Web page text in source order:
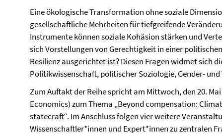
Eine ökologische Transformation ohne soziale
gesellschaftliche Mehrheiten für tiefgreifende
Instrumente können soziale Kohäsion stärken und
sich Vorstellungen von Gerechtigkeit in einer
Resilienz ausgerichtet ist? Diesen Fragen widmet sich
Politikwissenschaft, politischer Soziologie, Gender-
Zum Auftakt der Reihe spricht am Mittwoch, den 20.
Economics) zum Thema „Beyond compensation:
statecraft“. Im Anschluss folgen vier weitere
Wissenschaftler*innen und Expert*innen zu zentralen